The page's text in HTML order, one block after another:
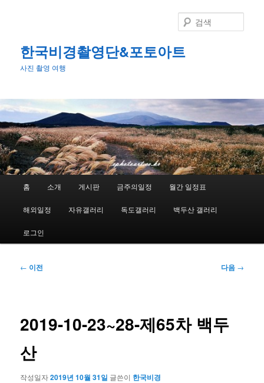
어
기
한국비경촬영단&포토아트
사진 촬영 여행
색
홈 소개 게시판 금주의일정 월간 일정표
해외일정 자유갤러리 독도갤러리 백두산 갤러리
로그인
글
션
← 이전 다음 →
2019-10-23~28-제65차 백두
산
작성일자2019년 10월 31일 글쓴이 한국비경